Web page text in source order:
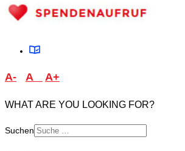
A- A A+
WHAT ARE YOU LOOKING FOR?
Suchen